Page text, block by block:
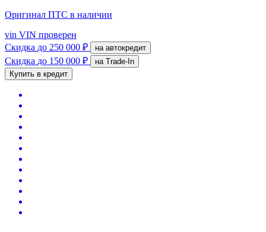
Оригинал ПТС в наличии
vin VIN проверен
Скидка до 250 000 ₽ на автокредит
Скидка до 150 000 ₽
на Trade-In
Купить в кредит